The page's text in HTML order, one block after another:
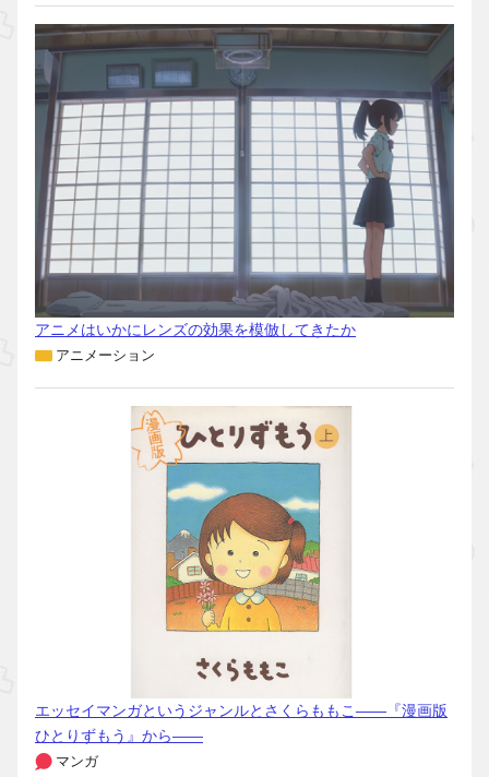
アニメはいかにレンズの効果を模倣してきたか
アニメーション
エッセイマンガというジャンルとさくらももこ――『漫画版
ひとりずもう』から――
マンガ